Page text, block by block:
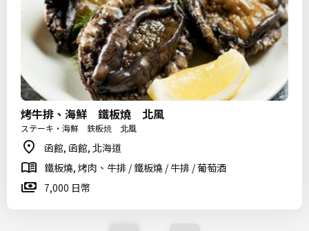
烤牛排、海鮮 鐵板燒 北風
ステーキ・海鮮 鉄板焼 北風
函館, 函館, 北海道
鐵板燒, 烤肉、牛排 / 鐵板燒 / 牛排 / 葡萄酒
7,000 日幣